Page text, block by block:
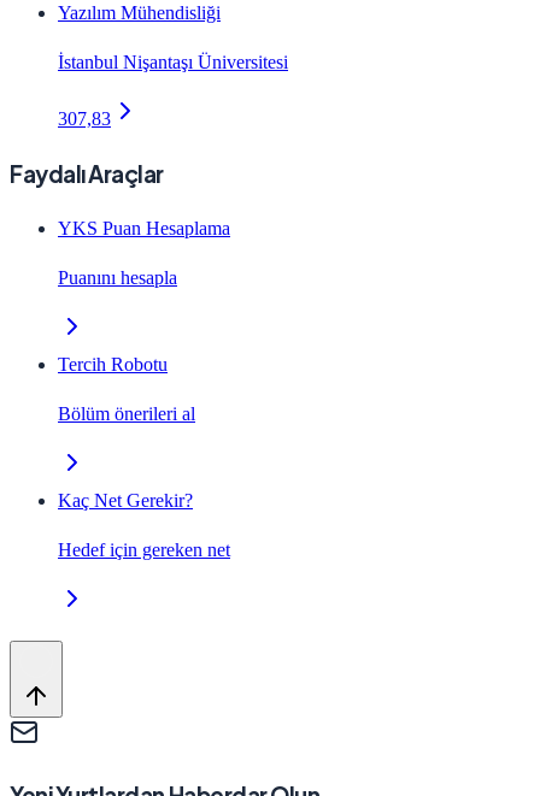
Yazılım Mühendisliği
İstanbul Nişantaşı Üniversitesi
307,83
Faydalı Araçlar
YKS Puan Hesaplama
Puanını hesapla
Tercih Robotu
Bölüm önerileri al
Kaç Net Gerekir?
Hedef için gereken net